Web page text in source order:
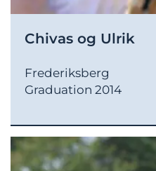
Chivas og Ulrik
Frederiksberg
Graduation 2014